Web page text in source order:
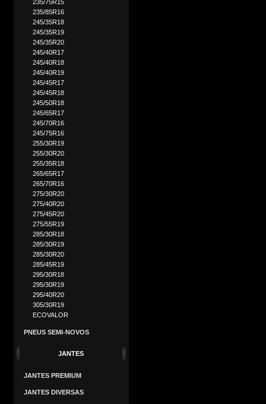
235/75R15
235/85R16
245/35R18
245/35R19
245/35R20
245/40R17
245/40R18
245/40R19
245/45R17
245/45R18
245/50R18
245/65R17
245/70R16
245/75R16
255/30R19
255/30R20
255/35R18
265/65R17
265/70R16
275/30R20
275/40R20
275/45R20
275/55R19
285/30R18
285/30R19
285/30R20
285/45R19
295/30R18
295/30R19
295/40R20
305/30R19
ECOVALOR
PNEUS SEMI-NOVOS
JANTES
JANTES PREMIUM
JANTES DIVERSAS